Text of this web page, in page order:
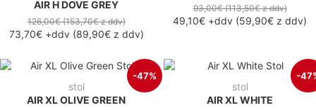
AIR H DOVE GREY
126,00€(153,70€z ddv)
73,70€+ddv(89,90€z ddv)
93,00€(113,50€z ddv)
49,10€ +ddv (59,90€ z ddv)
-47%
stol
AIR XL OLIVE GREEN
-
stol
AIR XL WHITE